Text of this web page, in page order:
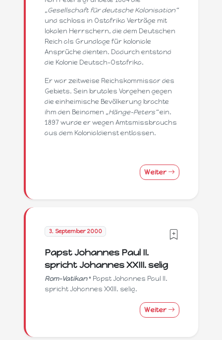
„Gesellschaft für deutsche Kolonisation“
und schloss in Ostafrika Verträge mit
lokalen Herrschern, die dem Deutschen
Reich als Grundlage für koloniale
Ansprüche dienten. Dadurch entstand
die Kolonie Deutsch-Ostafrika.
Er war zeitweise Reichskommissar des
Gebiets. Sein brutales Vorgehen gegen
die einheimische Bevölkerung brachte
ihm den Beinamen „Hänge-Peters“ein.
1897 wurde er wegen Amtsmissbrauchs
aus dem Kolonialdienst entlassen.
Weiter
3. September 2000
Papst Johannes Paul II.
spricht Johannes XXIII. selig
Rom-Vatikan* Papst Johannes Paul II.
spricht Johannes XXIII. selig.
Weiter